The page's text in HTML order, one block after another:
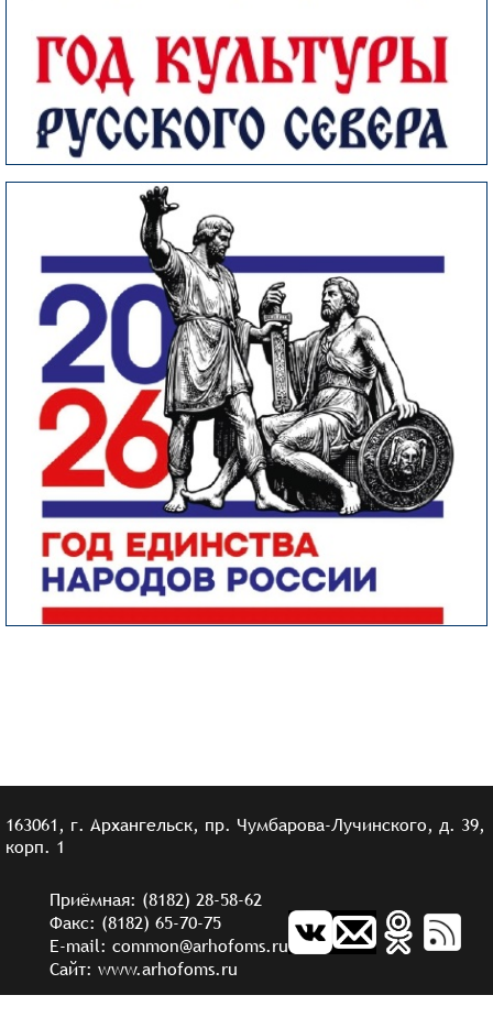
163061, г. Архангельск, пр. Чумбарова-Лучинского, д. 39,
корп. 1
Приёмная: (8182) 28-58-62
Факс: (8182) 65-70-75
E-mail: common@arhofoms.ru
Сайт: www.arhofoms.ru